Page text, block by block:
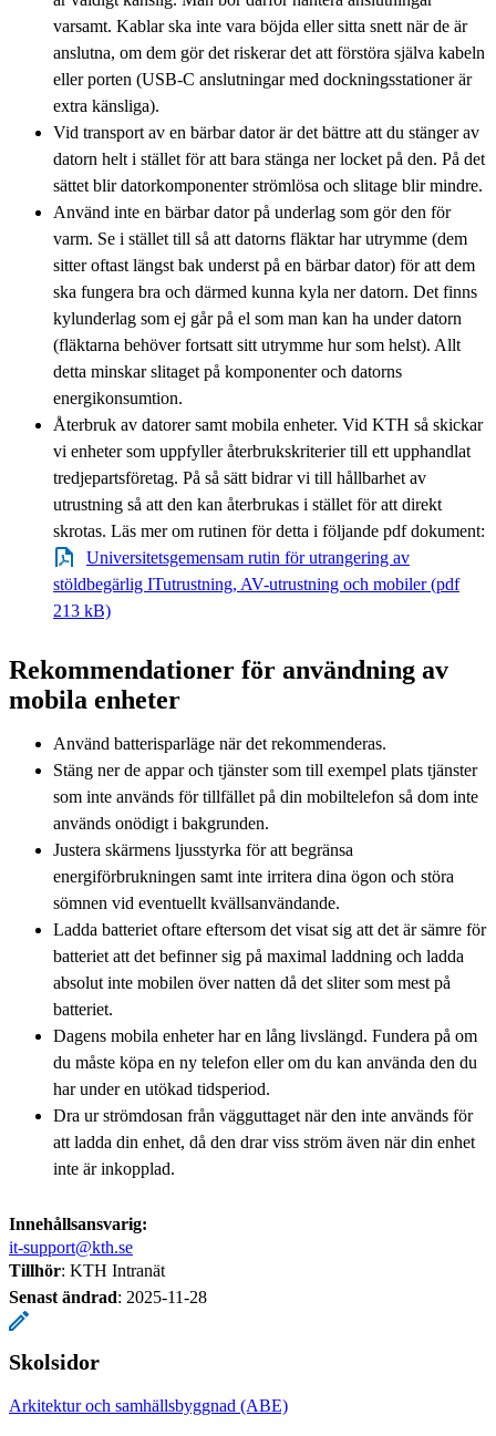
varsamt. Kablar ska inte vara böjda eller sitta snett när de är
anslutna, om dem gör det riskerar det att förstöra själva kabeln
eller porten (USB-C anslutningar med dockningsstationer är
extra känsliga).
Vid transport av en bärbar dator är det bättre att du stänger av
datorn helt i stället för att bara stänga ner locket på den. På det
sättet blir datorkomponenter strömlösa och slitage blir mindre.
Använd inte en bärbar dator på underlag som gör den för
varm. Se i stället till så att datorns fläktar har utrymme (dem
sitter oftast längst bak underst på en bärbar dator) för att dem
ska fungera bra och därmed kunna kyla ner datorn. Det finns
kylunderlag som ej går på el som man kan ha under datorn
(fläktarna behöver fortsatt sitt utrymme hur som helst). Allt
detta minskar slitaget på komponenter och datorns
energikonsumtion.
Återbruk av datorer samt mobila enheter. Vid KTH så skickar
vi enheter som uppfyller återbrukskriterier till ett upphandlat
tredjepartsföretag. På så sätt bidrar vi till hållbarhet av
utrustning så att den kan återbrukas i stället för att direkt
skrotas. Läs mer om rutinen för detta i följande pdf dokument:
Universitetsgemensam rutin för utrangering av
stöldbegärlig ITutrustning, AV-utrustning och mobiler (pdf
213 kB)
Rekommendationer för användning av
mobila enheter
Använd batterisparläge när det rekommenderas.
Stäng ner de appar och tjänster som till exempel plats tjänster
som inte används för tillfället på din mobiltelefon så dom inte
används onödigt i bakgrunden.
Justera skärmens ljusstyrka för att begränsa
energiförbrukningen samt inte irritera dina ögon och störa
sömnen vid eventuellt kvällsanvändande.
Ladda batteriet oftare eftersom det visat sig att det är sämre för
batteriet att det befinner sig på maximal laddning och ladda
absolut inte mobilen över natten då det sliter som mest på
batteriet.
Dagens mobila enheter har en lång livslängd. Fundera på om
du måste köpa en ny telefon eller om du kan använda den du
har under en utökad tidsperiod.
Dra ur strömdosan från vägguttaget när den inte används för
att ladda din enhet, då den drar viss ström även när din enhet
inte är inkopplad.
Innehållsansvarig:
it-support@kth.se
Tillhör: KTH Intranät
Senast ändrad: 2025-11-28
Skolsidor
Arkitektur och samhällsbyggnad (ABE)